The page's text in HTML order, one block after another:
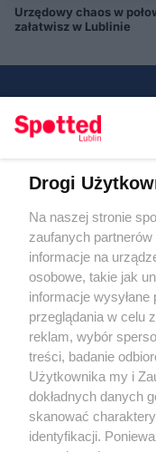
Urzędowy chaos w
załatwisz w Lublinie
KATEGORIE
OGŁOSZENIA
WYDARZENIA
NA SKRÓTY
Regulamin
Polityka
RODO
Warunki
Drogi
Na naszej stronie
zaufanych
informacje na
osobowe, takie jak
informacje
przeglądania w celu
reklam, wybór
treści, badanie
Użytkownika my i
dokładnych danych
skanować
identyfikacji.